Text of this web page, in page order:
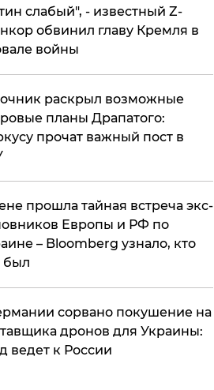
слабый", - известный Z-
обвинил главу Кремля в
войны
раскрыл возможные
планы Драпатого:
прочат важный пост в
прошла тайная встреча экс-
Европы и РФ по
– Bloomberg узнало, кто
был
сорвано покушение на
дронов для Украины:
ведет к России